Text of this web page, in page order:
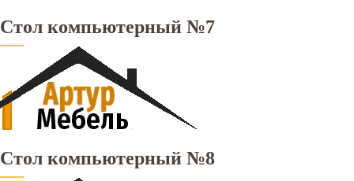
Стол компьютерный №7
Стол компьютерный №8